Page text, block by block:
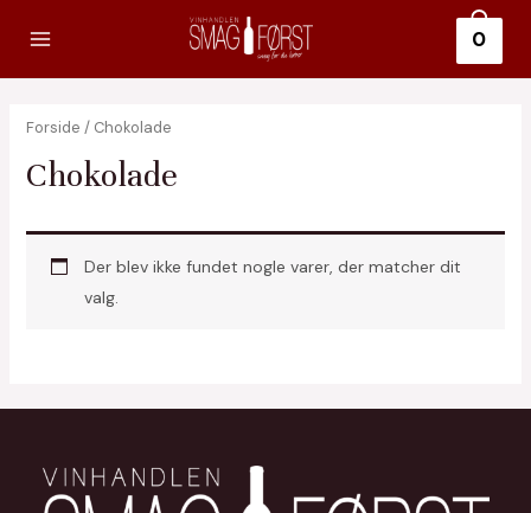
indholdet
0
Forside / Chokolade
Chokolade
Der blev ikke fundet nogle varer, der matcher dit
valg.